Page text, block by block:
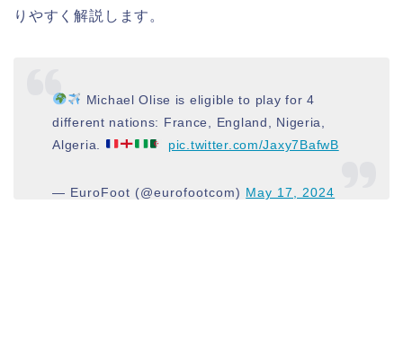
りやすく解説します。
Michael Olise is eligible to play for 4
different nations: France, England, Nigeria,
Algeria.
pic.twitter.com/Jaxy7BafwB
— EuroFoot (@eurofootcom) May 17, 2024